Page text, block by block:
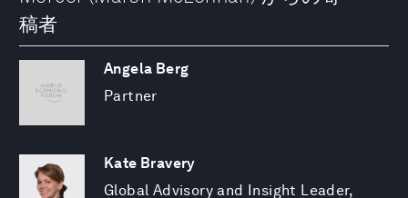
稿者
Angela Berg
Partner
Kate Bravery
Global Advisory and Insight Leader,